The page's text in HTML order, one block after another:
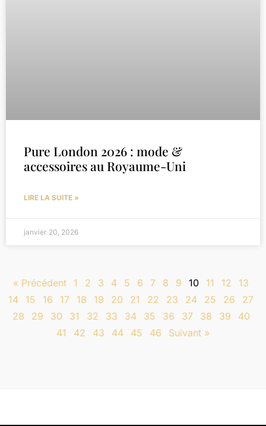
Pure London 2026 : mode &
accessoires au Royaume-Uni
LIRE LA SUITE »
janvier 20, 2026
« Précédent 1 2 3 4 5 6 7 8 9 10 11 12
13
14 15 16 17 18 19 20 21 22 23 24 25 26
27
28
29 30 31 32 33 34 35 36 37 38 39
40
41
42 43 44 45 46 Suivant »